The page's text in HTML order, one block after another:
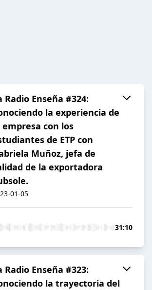
Radio Enseña #324:
la experiencia de
empresa con los
de ETP con
Muñoz, jefa de
de la exportadora
01-05
31:10
Radio Enseña #323:
la trayectoria del